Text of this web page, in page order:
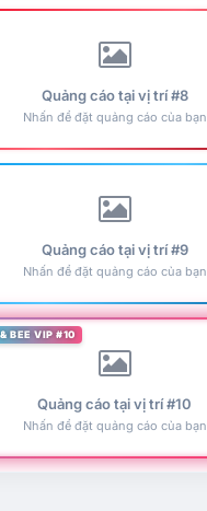
Quảng cáo tại vị trí #8
Nhấn để đặt quảng cáo của bạn
Quảng cáo tại vị trí #9
Nhấn để đặt quảng cáo của bạn
BEE VIP #10
Quảng cáo tại vị trí #10
Nhấn để đặt quảng cáo của bạn